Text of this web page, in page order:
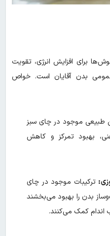
برای افزایش انرژی، تقویت
بدن آقایان است. خواص
طبیعی موجود در چای سبز
بهبود تمرکز و کاهش
ترکیبات موجود در چای
بدن را بهبود می‌بخشند
کمک می‌کنند.